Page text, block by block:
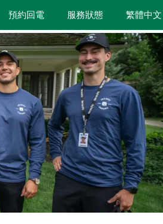
預約回電 服務狀態 繁體中文